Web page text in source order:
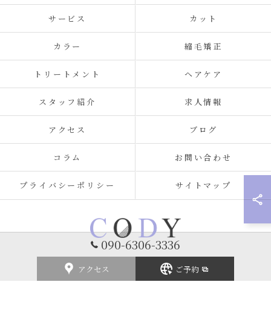
090-6306-3336
アクセス ご予約
サービス カット
カラー 縮毛矯正
トリートメント ヘアケア
スタッフ紹介 求人情報
アクセス ブログ
コラム お問い合わせ
プライバシーポリシー サイトマップ
© 2026 福岡県北九州の美容室ならCODY ALL RIGHTS RESERVED.